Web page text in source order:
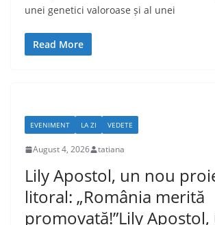
unei genetici valoroase și al unei
Read More
EVENIMENT LA ZI VEDETE
August 4, 2026 tatiana
Lily Apostol, un nou
litoral: „România merită
promovată!”Lily